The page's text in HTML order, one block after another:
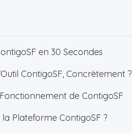
en 30 Secondes
ContigoSF, Concrètement ?
de ContigoSF
la Plateforme ContigoSF ?